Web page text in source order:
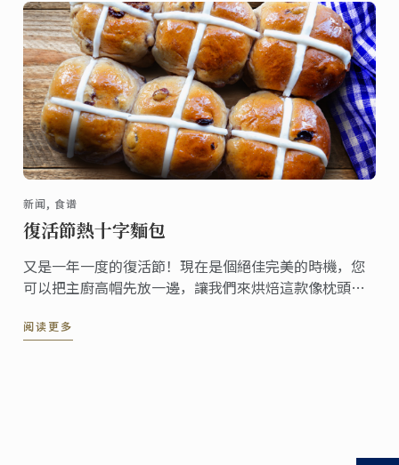
新闻, 食谱
復活節熱十字麵包
又是一年一度的復活節！現在是個絕佳完美的時機，您
可以把主廚高帽先放一邊，讓我們來烘焙這款像枕頭般
阅读更多